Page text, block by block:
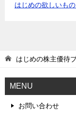
はじめの欲しいも
はじめの株主優待
MENU
お問い合わせ